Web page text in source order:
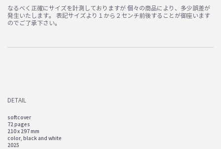
なるべく正確にサイズを計測しておりますが 個々の商品により、多少誤差が
発生いたします。 表記サイズより１から２センチ前後することが御座います
のでご了承下さい。
DETAIL
softcover
72 pages
210 x 297 mm
color, black and white
2025